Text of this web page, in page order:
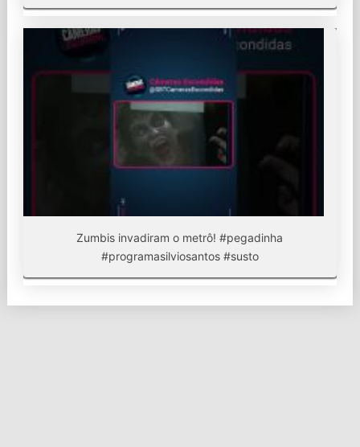
Zumbis invadiram o metrô! #pegadinha
#programasilviosantos #susto